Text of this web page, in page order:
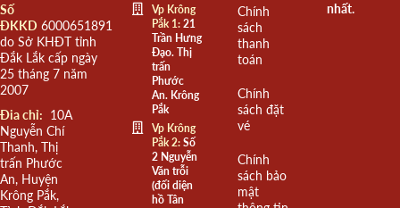
Số
ĐKKD 6000651891
do Sở KHĐT tỉnh
Đắk Lắk cấp ngày
25 tháng 7 năm
2007
Đia chỉ: 10A
Nguyễn Chí
Thanh, Thị
trấn Phước
An, Huyện
Krông Pắk,
Vp Krông
Pắk 1:21
Trần Hưng
Đạo. Thị
trấn
Phước
An. Krông
Pắk
Vp Krông
Pắk 2:Số
2 Nguyễn
Văn trỗi
(đối diện
hồ Tân
Chính
sách
thanh
toán
Chính
sách đặt
vé
Chính
sách bảo
mật
nhất.